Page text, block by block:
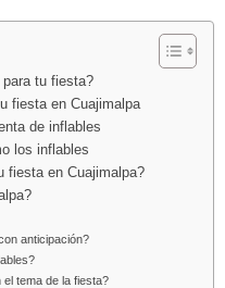
tu fiesta?
fiesta en Cuajimalpa
de inflables
los inflables
fiesta en Cuajimalpa?
anticipación?
tema de la fiesta?